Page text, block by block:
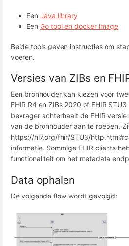
Een Java library
Een Go tool en docker image
Beide tools geven instructies om
voeren.
Versies van ZIBs en
Een bronhouder kan kiezen voor
FHIR R4 en ZIBs 2020 of FHIR STU3
bevrager achterhaalt de FHIR
van de bronhouder aan te roepen.
https://hl7.org/fhir/STU3/
informatie. Sommige FHIR clients
functionaliteit om het metadata
Data ophalen
De volgende flow wordt gevolgd: